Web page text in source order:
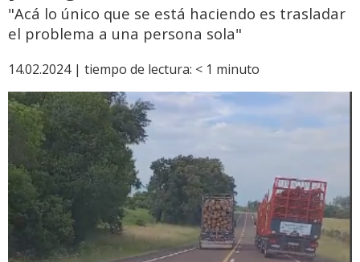
"Acá lo único que se está haciendo es trasladar
el problema a una persona sola"
14.02.2024 | tiempo de lectura: < 1 minuto